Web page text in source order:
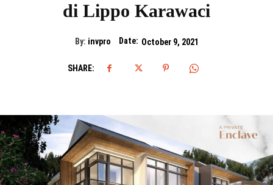
di Lippo Karawaci
By: invpro Date: October 9, 2021
SHARE: